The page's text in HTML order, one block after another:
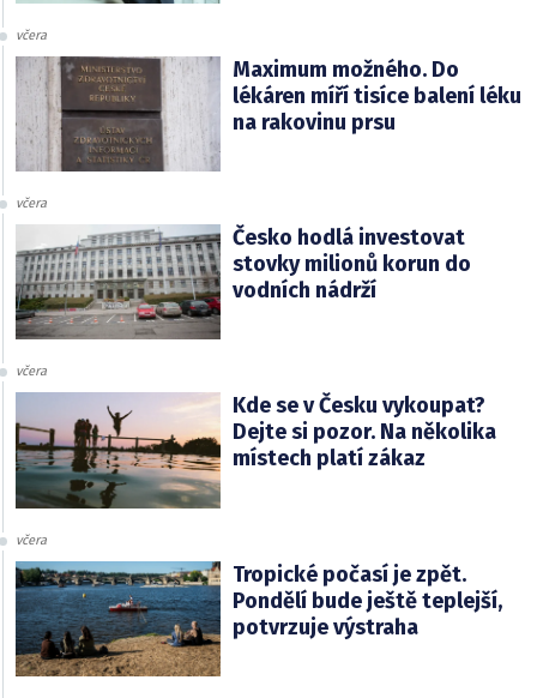
včera
Maximum možného. Do
lékáren míří tisíce balení léku
na rakovinu prsu
včera
Česko hodlá investovat
stovky milionů korun do
vodních nádrží
včera
Kde se v Česku vykoupat?
Dejte si pozor. Na několika
místech platí zákaz
včera
Tropické počasí je zpět.
Pondělí bude ještě teplejší,
potvrzuje výstraha